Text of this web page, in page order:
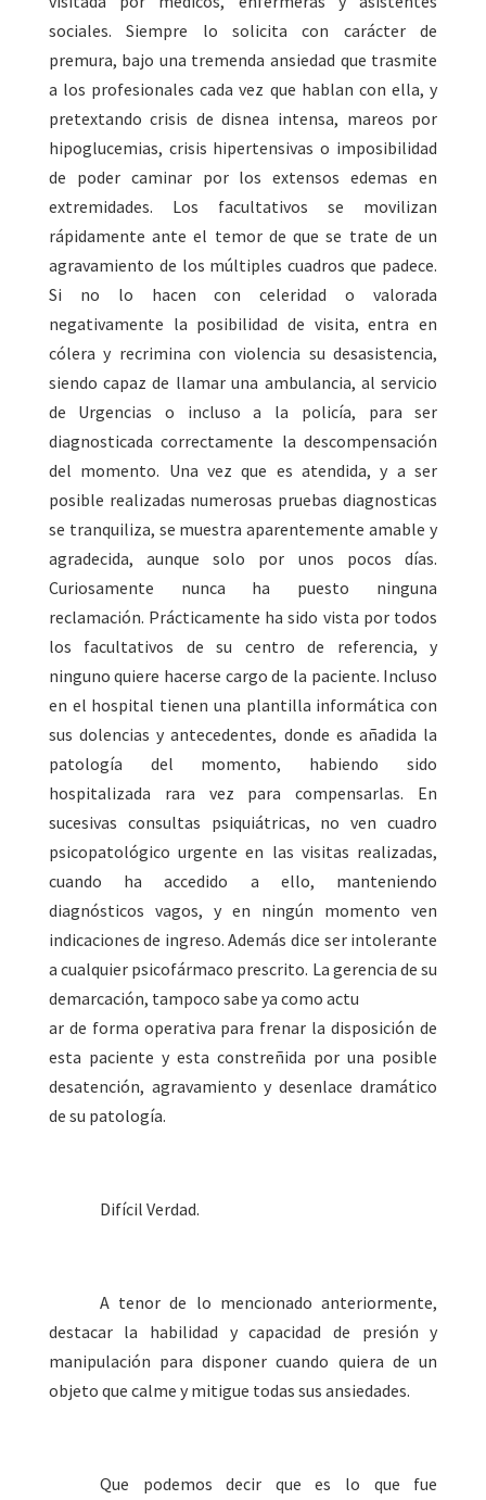
sociales. Siempre lo solicita con carácter de
premura, bajo una tremenda ansiedad que trasmite
a los profesionales cada vez que hablan con ella, y
pretextando crisis de disnea intensa, mareos por
hipoglucemias, crisis hipertensivas o imposibilidad
de poder caminar por los extensos edemas en
extremidades. Los facultativos se movilizan
rápidamente ante el temor de que se trate de un
agravamiento de los múltiples cuadros que padece.
Si no lo hacen con celeridad o valorada
negativamente la posibilidad de visita, entra en
cólera y recrimina con violencia su desasistencia,
siendo capaz de llamar una ambulancia, al servicio
de Urgencias o incluso a la policía, para ser
diagnosticada correctamente la descompensación
del momento. Una vez que es atendida, y a ser
posible realizadas numerosas pruebas diagnosticas
se tranquiliza, se muestra aparentemente amable y
agradecida, aunque solo por unos pocos días.
Curiosamente nunca ha puesto ninguna
reclamación. Prácticamente ha sido vista por todos
los facultativos de su centro de referencia, y
ninguno quiere hacerse cargo de la paciente. Incluso
en el hospital tienen una plantilla informática con
sus dolencias y antecedentes, donde es añadida la
patología del momento, habiendo sido
hospitalizada rara vez para compensarlas. En
sucesivas consultas psiquiátricas, no ven cuadro
psicopatológico urgente en las visitas realizadas,
cuando ha accedido a ello, manteniendo
diagnósticos vagos, y en ningún momento ven
indicaciones de ingreso. Además dice ser intolerante
a cualquier psicofármaco prescrito. La gerencia de su
demarcación, tampoco sabe ya como actu
ar de forma operativa para frenar la disposición de
esta paciente y esta constreñida por una posible
desatención, agravamiento y desenlace dramático
de su patología.
Difícil Verdad.
A tenor de lo mencionado anteriormente,
destacar la habilidad y capacidad de presión y
manipulación para disponer cuando quiera de un
objeto que calme y mitigue todas sus ansiedades.
Que podemos decir que es lo que fue